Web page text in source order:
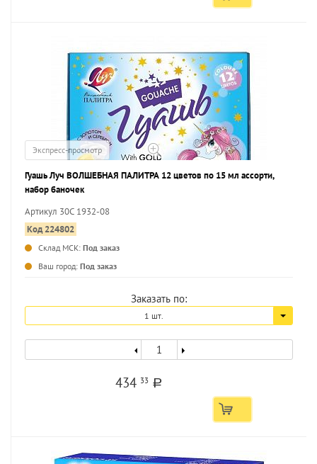
Экспресс-просмотр
Гуашь Луч ВОЛШЕБНАЯ ПАЛИТРА 12 цветов по 15 мл ассорти,
набор баночек
Артикул 30С 1932-08
Код 224802
Склад МСК: Под заказ
Ваш город: Под заказ
Заказать по:
1 шт.
434 33 a